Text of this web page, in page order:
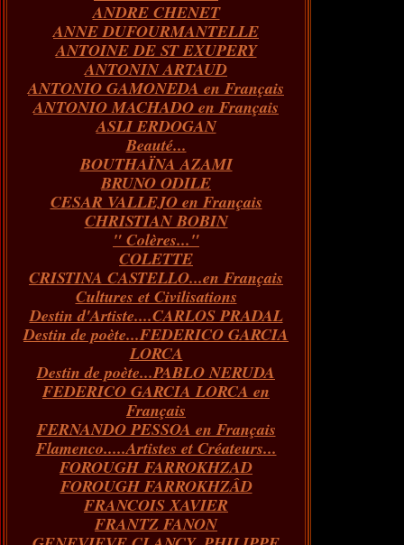
Janvier(60)
Février(68)
Janvier(86)
Mars(65)
Février(70)
Janvier(66)
Avril(76)
Mars(66)
Février(67)
Janvier(73)
Mai(82)
Avril(62)
Mars(66)
Février(55)
Janvier(43)
Juin(84)
Mai(89)
Avril(59)
Mars(73)
Février(54)
Janvier(51)
Juillet(72)
Juin(65)
Mai(97)
Avril(73)
Mars(100)
Février(146)
Janvier(124)
Août(40)
Juillet(31)
Juin(26)
ANDRE CHENET
ANNE DUFOURMANTELLE
ANTOINE DE ST EXUPERY
ANTONIN ARTAUD
ANTONIO GAMONEDA en Français
ANTONIO MACHADO en Français
ASLI ERDOGAN
Beauté...
BOUTHAÏNA AZAMI
BRUNO ODILE
CESAR VALLEJO en Français
CHRISTIAN BOBIN
" Colères..."
COLETTE
CRISTINA CASTELLO...en Français
Cultures et Civilisations
Destin d'Artiste....CARLOS PRADAL
Destin de poète...FEDERICO GARCIA
LORCA
Destin de poète...PABLO NERUDA
FEDERICO GARCIA LORCA en
Français
FERNANDO PESSOA en Français
Flamenco.....Artistes et Créateurs...
FOROUGH FARROKHZAD
FOROUGH FARROKHZÂD
FRANCOIS XAVIER
FRANTZ FANON